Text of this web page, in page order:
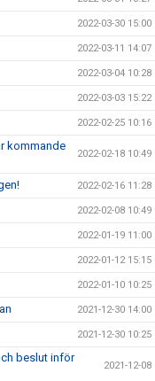
2022-03-30 15:00
2022-03-11 14:07
2022-03-04 10:28
2022-03-03 15:22
2022-02-25 10:16
kommande
2022-02-18 10:49
2022-02-16 11:28
2022-02-08 10:49
2022-01-19 11:00
2022-01-12 15:15
2022-01-10 10:25
2021-12-30 14:00
2021-12-30 10:25
beslut inför
2021-12-08